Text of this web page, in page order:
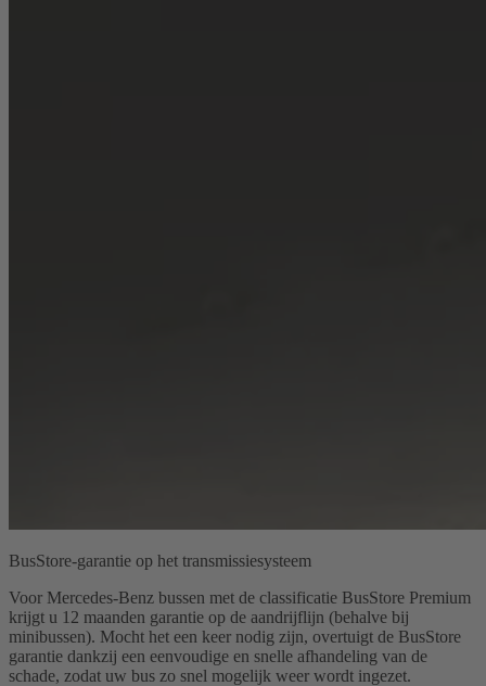
BusStore-garantie op het transmissiesysteem
Voor Mercedes-Benz bussen met de classificatie BusStore Premium
krijgt u 12 maanden garantie op de aandrijflijn (behalve bij
minibussen). Mocht het een keer nodig zijn, overtuigt de BusStore
garantie dankzij een eenvoudige en snelle afhandeling van de
schade, zodat uw bus zo snel mogelijk weer wordt ingezet.